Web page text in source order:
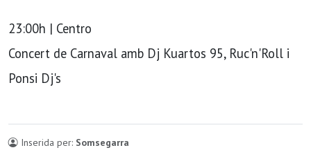
23:00h | Centro
Concert de Carnaval amb Dj Kuartos 95, Ruc'n'Roll i
Ponsi Dj's
Inserida per: Somsegarra